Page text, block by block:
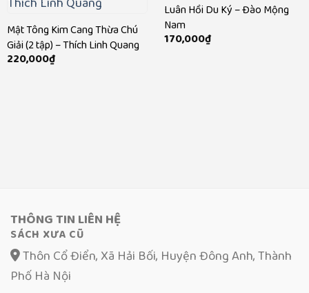
Mật Tông Kim Cang Thừa Chú
Giải (2 tập) – Thích Linh Quang
220,000₫
Luân Hồi Du Ký – Đào Mộng
Nam
170,000₫
THÔNG TIN LIÊN HỆ
SÁCH XƯA CŨ
Thôn Cổ Điển, Xã Hải Bối, Huyện Đông Anh, Thành
Phố Hà Nội